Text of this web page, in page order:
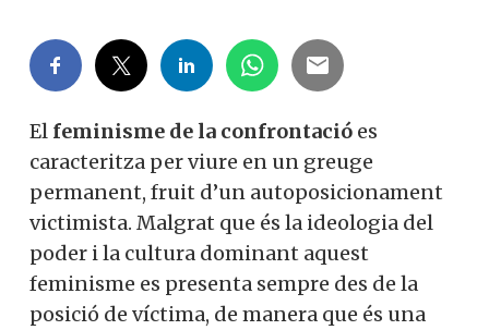
El feminisme de la confrontació es
caracteritza per viure en un greuge
permanent, fruit d’un autoposicionament
victimista. Malgrat que és la ideologia del
poder i la cultura dominant aquest
feminisme es presenta sempre des de la
posició de víctima, de manera que és una